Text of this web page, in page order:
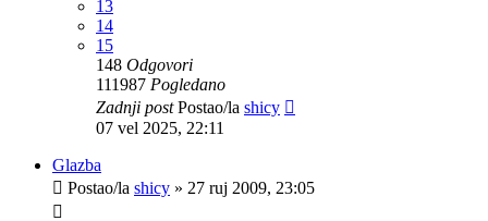
13
14
15
148 Odgovori
111987 Pogledano
Zadnji postPostao/la shicy
07 vel 2025, 22:11
Glazba
Postao/la shicy » 27 ruj 2009, 23:05